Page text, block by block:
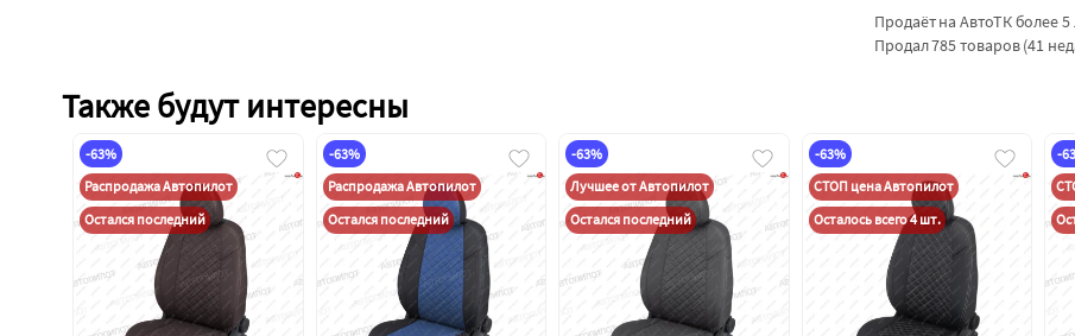
Продаёт на АвтоТК более 5
Продал 785 товаров (41
Также будут интересны
-63%
Распродажа Автопилот
Остался последний
-63%
Распродажа Автопилот
Остался последний
-63%
Лучшее от Автопилот
Остался последний
-63%
СТОП цена Автопилот
Осталось всего 4 шт.
-